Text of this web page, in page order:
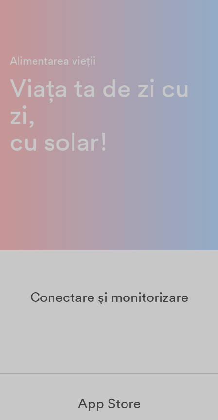
Alimentarea vieții
Viața ta de zi cu
zi,
cu solar!
Conectare și monitorizare
App Store